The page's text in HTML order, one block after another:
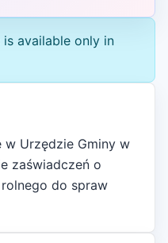
available only in
w Urzędzie Gminy w
zaświadczeń o
do spraw